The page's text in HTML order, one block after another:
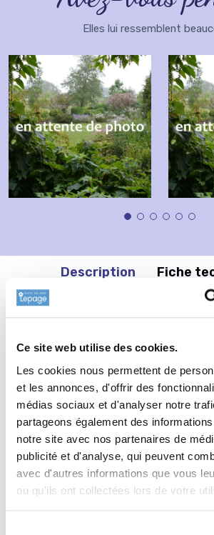
Ce site web utilise des cookies.
Les cookies nous permettent de
et les annonces, d'offrir des
médias sociaux et d'analyser notre
partageons également des
notre site avec nos partenaires de
publicité et d'analyse, qui peuvent
avec d'autres informations que vous
ou qu'ils ont collectées lors de votre
Elles lui ressemblent
Description Fiche
Informations
'Lilac Lipstick'
tout type de sol.